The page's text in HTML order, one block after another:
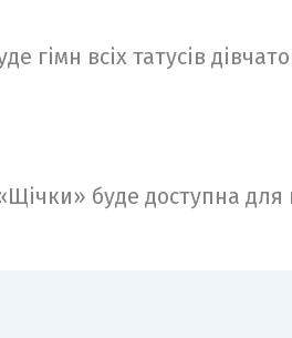
гімн всіх татусів
буде доступна